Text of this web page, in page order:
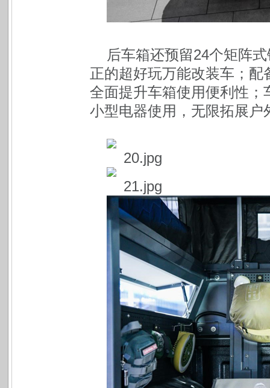
后车箱还预留24个矩阵
正的超好玩万能改装车；
全面提升车箱使用便利性
小型电器使用，无限拓展户